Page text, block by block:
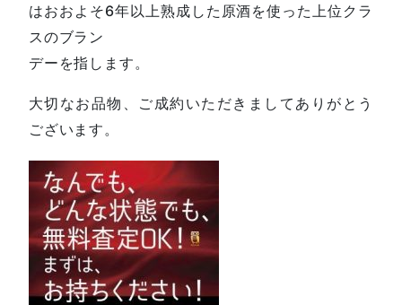
はおおよそ6年以上熟成した原酒を使った上位クラ
スのブラン
デーを指します。
大切なお品物、ご成約いただきましてありがとう
ございます。